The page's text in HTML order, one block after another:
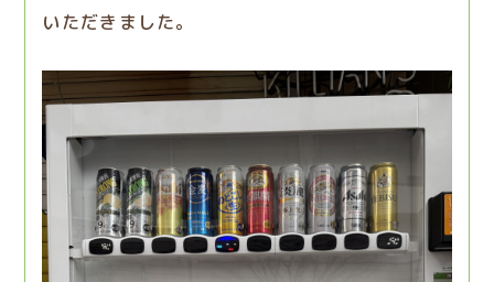
いただきました。